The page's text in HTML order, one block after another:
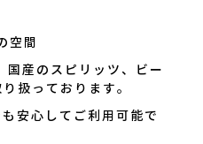
空間
産のスピリッツ、ビー
扱っております。
安心してご利用可能で